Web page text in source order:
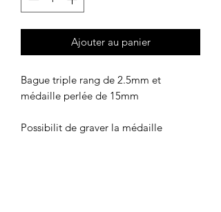
Ajouter au panier
Bague triple rang de 2.5mm et
médaille perlée de 15mm
Possibilit de graver la médaille